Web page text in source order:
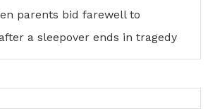
parents bid farewell to
a sleepover ends in tragedy